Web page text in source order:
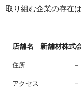
取り組む企業の存在
店舗名 新舗材株式
住所 －
アクセス －